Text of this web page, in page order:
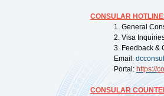
CONSULAR
1. General
2. Visa
3. Feedback &
Email:
Portal: https://
CONSULAR